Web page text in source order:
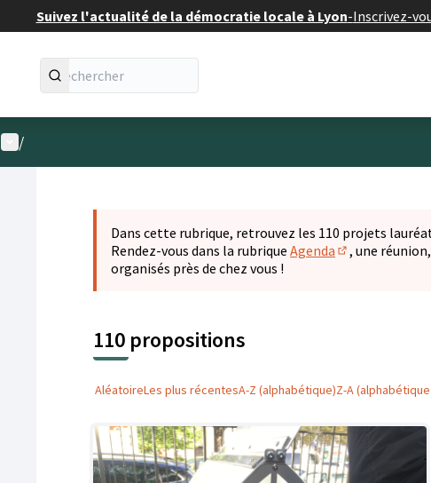
Suivez l'actualité de la démocratie locale à Lyon-Inscrivez-
Menu utilisateur
/
Dans cette rubrique, retrouvez les 110 projets
Rendez-vous dans la rubrique Agenda
(S'ouvre dans
, une
organisés près de chez vous !
110 propositions
AléatoireLes plus récentesA-Z (alphabétique)Z-A